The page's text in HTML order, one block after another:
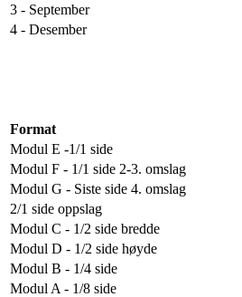
3 - September
4 - Desember
Format
Modul E -1/1 side
Modul F - 1/1 side 2-3. omslag
Modul G - Siste side 4. omslag
2/1 side oppslag
Modul C - 1/2 side bredde
Modul D - 1/2 side høyde
Modul B - 1/4 side
Modul A - 1/8 side